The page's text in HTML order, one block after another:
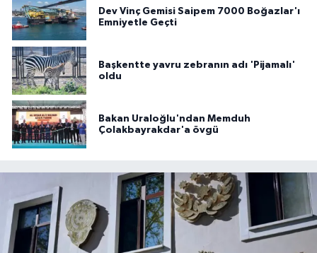
Dev Vinç Gemisi Saipem 7000 Boğazlar'ı
Emniyetle Geçti
Başkentte yavru zebranın adı 'Pijamalı'
oldu
Bakan Uraloğlu'ndan Memduh
Çolakbayrakdar'a övgü